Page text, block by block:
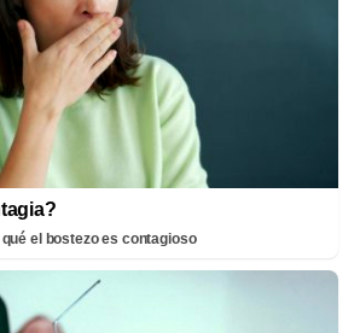
el bostezo es contagioso